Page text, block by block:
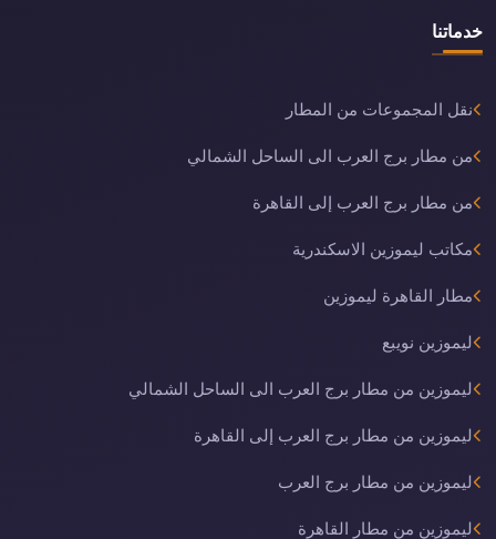
خدماتنا
نقل المجموعات من المطار
من مطار برج العرب الى الساحل الشمالي
من مطار برج العرب إلى القاهرة
مكاتب ليموزين الاسكندرية
مطار القاهرة ليموزين
ليموزين نويبع
ليموزين من مطار برج العرب الى الساحل الشمالي
ليموزين من مطار برج العرب إلى القاهرة
ليموزين من مطار برج العرب
ليموزين من مطار القاهرة